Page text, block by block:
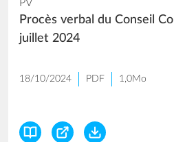
PV
Procès verbal du Conseil
juillet 2024
18/10/2024 PDF 1,0Mo